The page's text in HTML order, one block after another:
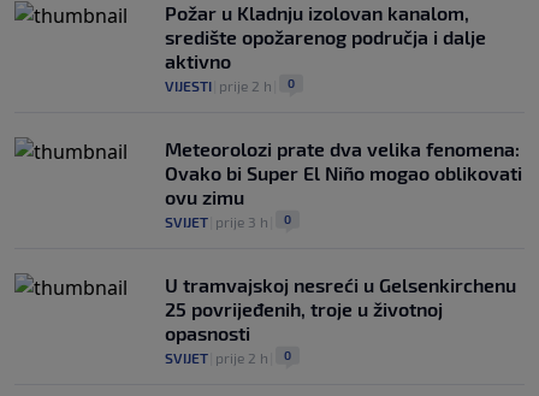
Požar u Kladnju izolovan kanalom,
središte opožarenog područja i dalje
aktivno
VIJESTI prije 2 h 0
Meteorolozi prate dva velika fenomena:
Ovako bi Super El Niño mogao oblikovati
ovu zimu
SVIJET prije 3 h 0
U tramvajskoj nesreći u Gelsenkirchenu
25 povrijeđenih, troje u životnoj
opasnosti
SVIJET prije 2 h 0